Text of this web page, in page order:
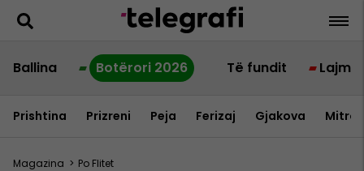
Ballina Botërori 2026 Të fundit Lajme
Prishtina Prizreni Peja Ferizaj Gjakova
Magazina > Po Flitet